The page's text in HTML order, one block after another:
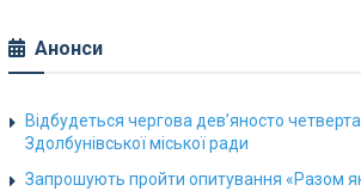
Анонси
Відбудеться чергова дев’яносто четверта
Здолбунівської міської ради
Запрошують пройти опитування «Разом